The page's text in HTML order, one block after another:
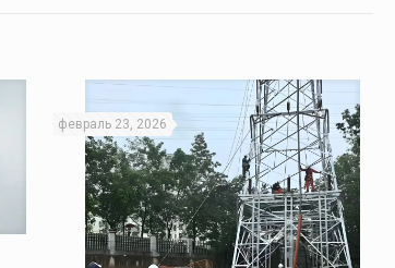
февраль 23, 2026